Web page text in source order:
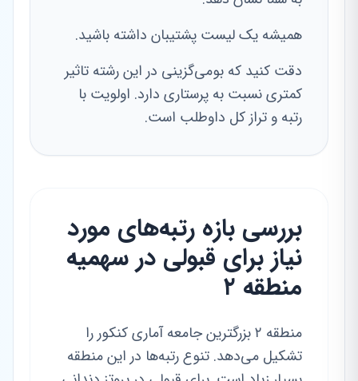
همیشه یک لیست پشتیبان داشته باشید.
دقت کنید که بومی‌گزینی در این رشته تاثیر
کمتری نسبت به پرستاری دارد. اولویت با
رتبه و تراز کل داوطلب است.
بررسی بازه رتبه‌های مورد
نیاز برای قبولی در سهمیه
منطقه ۲
منطقه ۲ بزرگترین جامعه آماری کنکور را
تشکیل می‌دهد. تنوع رتبه‌ها در این منطقه